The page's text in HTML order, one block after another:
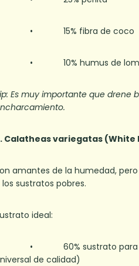
15% fibra de coco
10% humus de
Es muy importante que drene
Calatheas variegatas (White
amantes de la humedad,
los sustratos pobres.
ideal:
60% sustrato para
de calidad)